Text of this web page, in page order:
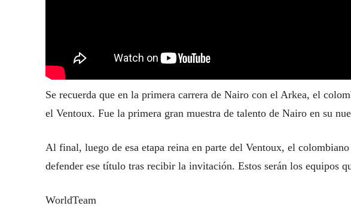
Se recuerda que en la primera carrera de Nairo con el Arkea, el
el Ventoux. Fue la primera gran muestra de talento de Nairo en su
Al final, luego de esa etapa reina en parte del Ventoux, el
defender ese título tras recibir la invitación. Estos serán los equipos
WorldTeam